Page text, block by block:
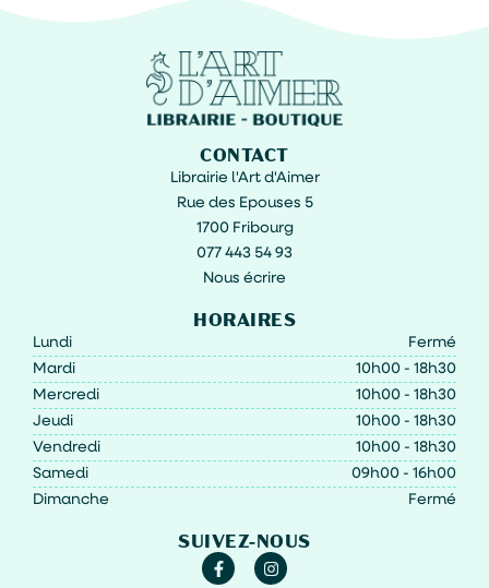
CONTACT
Librairie l'Art d'Aimer
Rue des Epouses 5
1700 Fribourg
077 443 54 93
Nous écrire
HORAIRES
Lundi
Fermé
Mardi
10h00 - 18h30
Mercredi
10h00 - 18h30
Jeudi
10h00 - 18h30
Vendredi
10h00 - 18h30
Samedi
09h00 - 16h00
Dimanche
Fermé
SUIVEZ-NOUS